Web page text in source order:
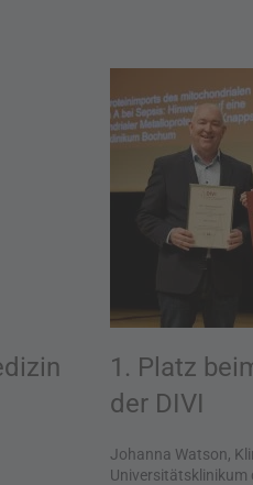
1. Platz
der DIVI
Johanna Watson,
Universitätsklinikum